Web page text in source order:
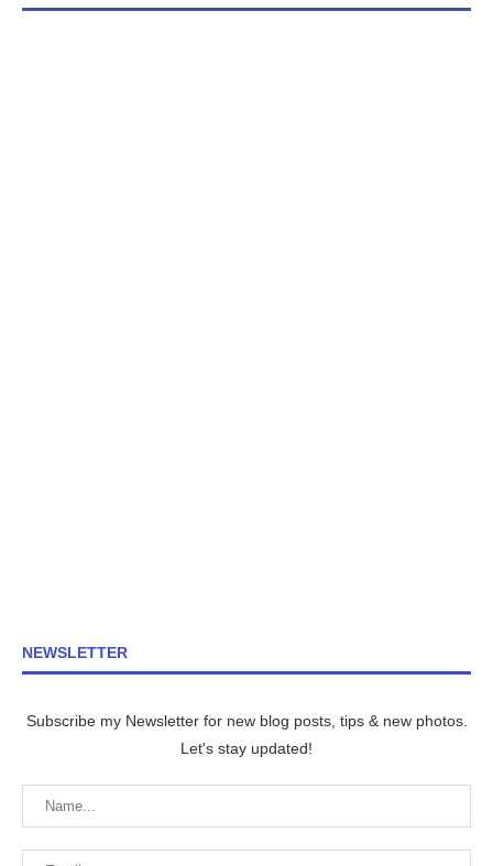
NEWSLETTER
Subscribe my Newsletter for new blog posts, tips & new photos.
Let's stay updated!